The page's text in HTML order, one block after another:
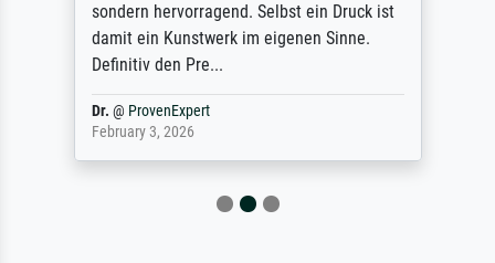
sondern hervorragend. Selbst ein Druck ist
damit ein Kunstwerk im eigenen Sinne.
Definitiv den Pre...
Dr. @ ProvenExpert
February 3, 2026